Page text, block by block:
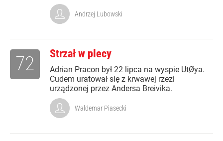
Andrzej Lubowski
Strzał w plecy
Adrian Pracon był 22 lipca na wyspie UtØya.
Cudem uratował się z krwawej rzezi
urządzonej przez Andersa Breivika.
72
Waldemar Piasecki